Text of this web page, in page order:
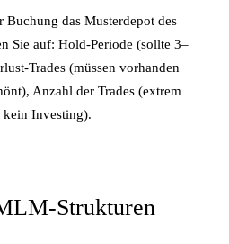
Buchung das Musterdepot des
Sie auf: Hold-Periode (sollte 3–
Trades (müssen vorhanden
Anzahl der Trades (extrem
kein Investing).
Strukturen